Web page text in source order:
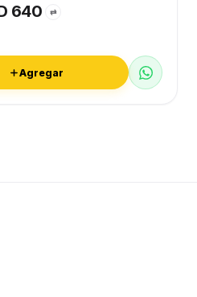
640 ⇄
Agregar